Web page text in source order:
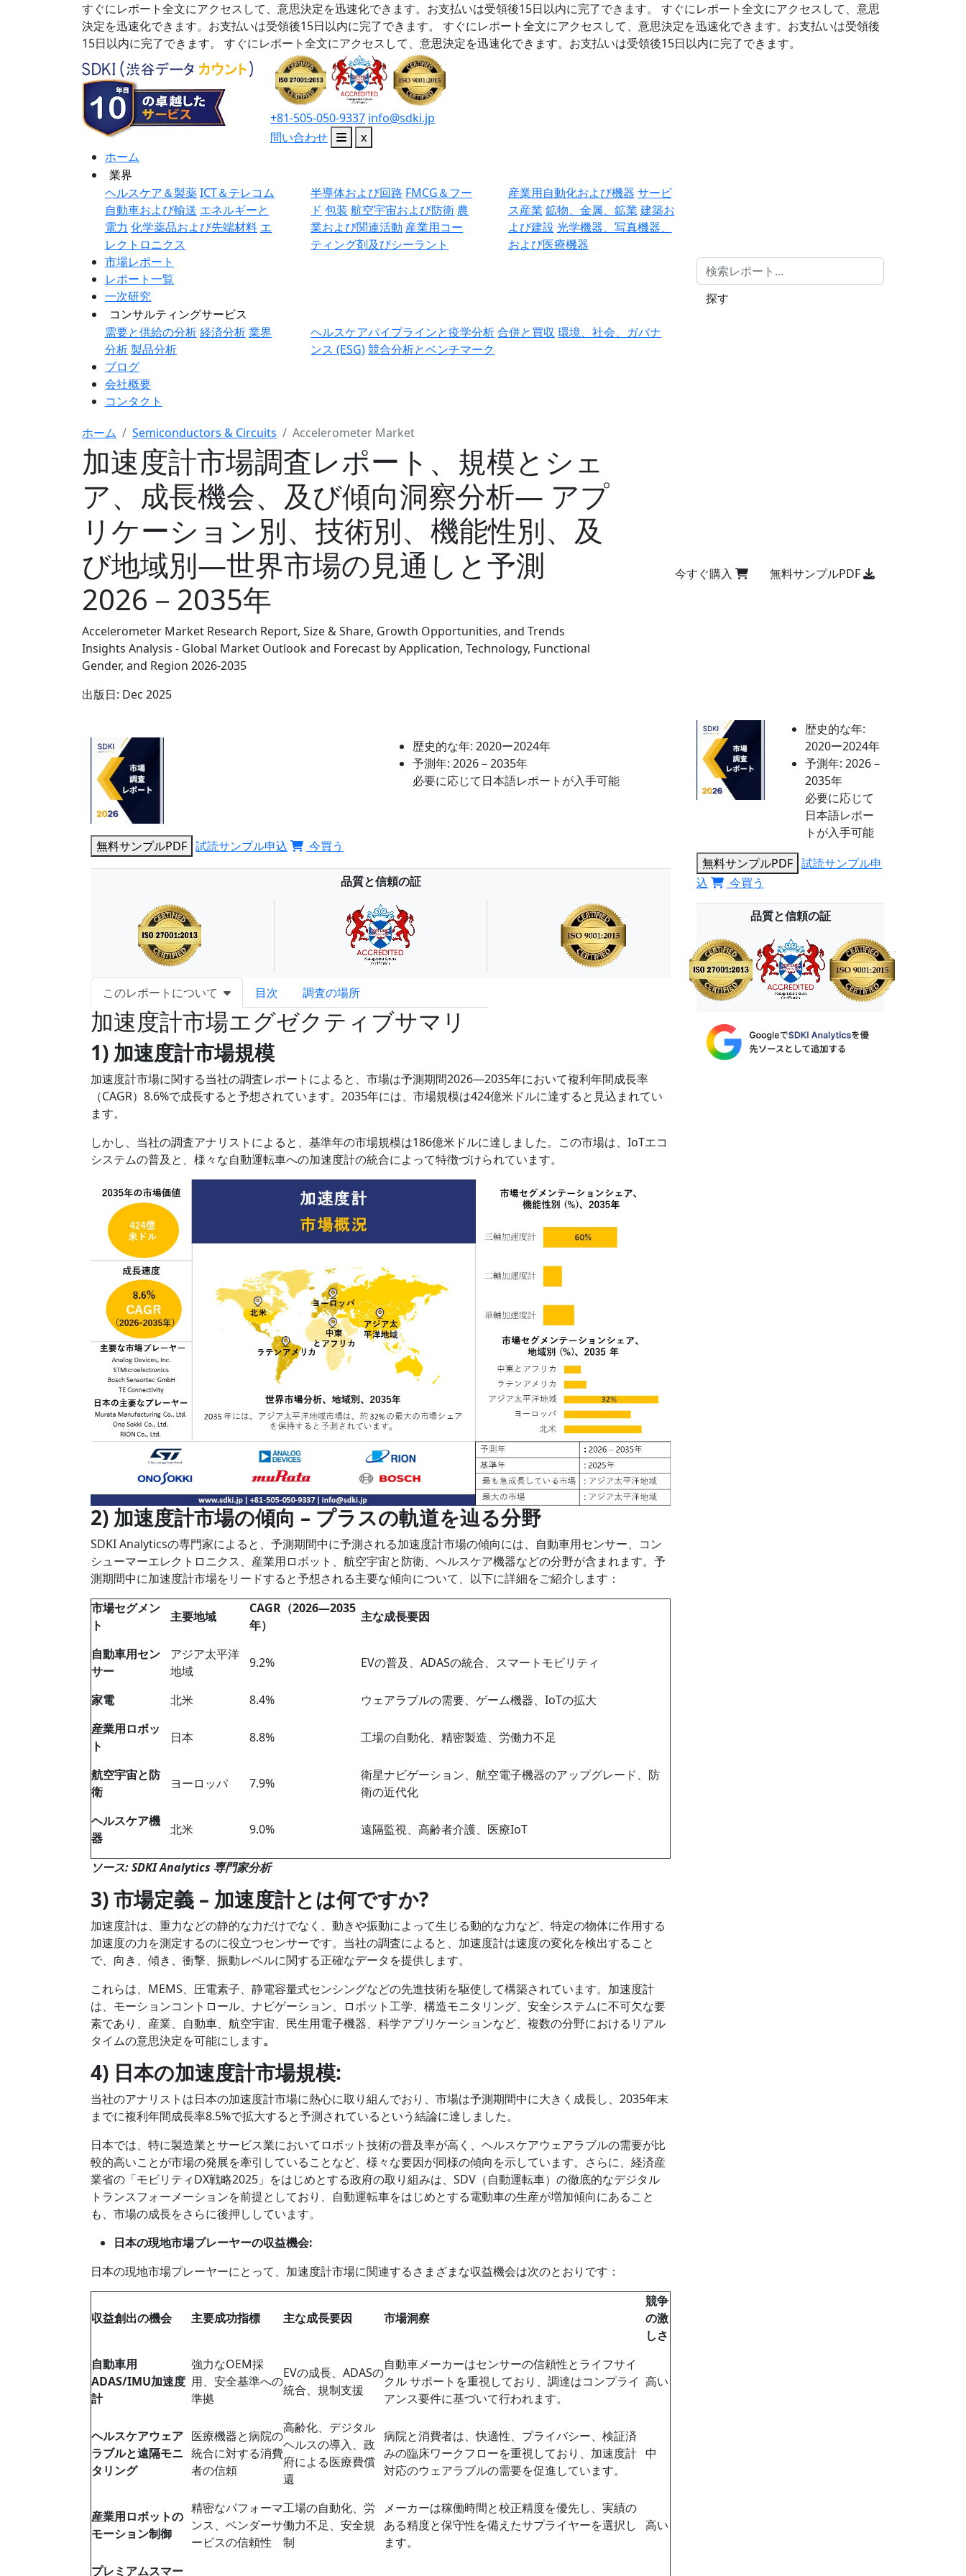
すぐにレポート全文にアクセスして、意思決定を迅速化できます。お支払いは受領後15日以内に完了できます。
すぐにレポート全文にアクセスして、意思
決定を迅速化できます。お支払いは受領後15日以内に完了できます。
すぐにレポート全文にアクセスして、意思決定を迅速化できます。お支払いは受領後
15日以内に完了できます。
すぐにレポート全文にアクセスして、意思決定を迅速化できます。お支払いは受領後15日以内に完了できます。
+81-505-050-9337 info@sdki.jp
問い合わせ
x
ホーム
業界
ヘルスケア＆製薬ICT＆テレコム
自動車および輸送 エネルギーと
電力 化学薬品および先端材料 エ
レクトロニクス
半導体および回路 FMCG＆フー
ド 包装 航空宇宙および防衛 農
業および関連活動 産業用コー
ティング剤及びシーラント
産業用自動化および機器 サービ
ス産業 鉱物、金属、鉱業 建築お
よび建設 光学機器、写真機器、
および医療機器
市場レポート
レポート一覧
一次研究
コンサルティングサービス
需要と供給の分析経済分析業界
分析製品分析
ヘルスケアパイプラインと疫学分析合併と買収 環境、社会、ガバナ
ンス (ESG)競合分析とベンチマーク
ブログ
会社概要
コンタクト
探す
ホーム Semiconductors & Circuits Accelerometer Market
加速度計市場調査レポート、規模とシェ
ア、成長機会、及び傾向洞察分析― アプ
リケーション別、技術別、機能性別、及
び地域別―世界市場の見通しと予測
2026－2035年
Accelerometer Market Research Report, Size & Share, Growth Opportunities, and Trends
Insights Analysis - Global Market Outlook and Forecast by Application, Technology, Functional
Gender, and Region 2026-2035
出版日: Dec 2025
今すぐ購入 無料サンプルPDF
歴史的な年: 2020ー2024年
予測年: 2026－2035年
必要に応じて日本語レポートが入手可能
無料サンプルPDF 試読サンプル申込 今買う
品質と信頼の証
このレポートについて 目次 調査の場所
加速度計市場エグゼクティブサマリ
1) 加速度計市場規模
加速度計市場に関する当社の調査レポートによると、市場は予測期間2026―2035年において複利年間成長率
（CAGR）8.6%で成長すると予想されています。2035年には、市場規模は424億米ドルに達すると見込まれてい
ます。
しかし、当社の調査アナリストによると、基準年の市場規模は186億米ドルに達しました。この市場は、IoTエコ
システムの普及と、様々な自動運転車への加速度計の統合によって特徴づけられています。
2) 加速度計市場の傾向 – プラスの軌道を辿る分野
SDKI Analyticsの専門家によると、予測期間中に予測される加速度計市場の傾向には、自動車用センサー、コン
シューマーエレクトロニクス、産業用ロボット、航空宇宙と防衛、ヘルスケア機器などの分野が含まれます。予
測期間中に加速度計市場をリードすると予想される主要な傾向について、以下に詳細をご紹介します：
市場セグメン
ト
主要地域
CAGR（2026―2035
年）
主な成長要因
自動車用セン
サー
アジア太平洋
地域
9.2% EVの普及、ADASの統合、スマートモビリティ
家電 北米 8.4%
ウェアラブルの需要、ゲーム機器、IoTの拡大
産業用ロボッ
ト
日本 8.8% 工場の自動化、精密製造、労働力不足
航空宇宙と防
衛
ヨーロッパ 7.9%
衛星ナビゲーション、航空電子機器のアップグレード、防
衛の近代化
ヘルスケア機
器
北米 9.0% 遠隔監視、高齢者介護、医療IoT
ソース: SDKI Analytics 専門家分析
3) 市場定義 – 加速度計とは何ですか?
加速度計は、重力などの静的な力だけでなく、動きや振動によって生じる動的な力など、特定の物体に作用する
加速度の力を測定するのに役立つセンサーです。当社の調査によると、加速度計は速度の変化を検出すること
で、向き、傾き、衝撃、振動レベルに関する正確なデータを提供します。
これらは、MEMS、圧電素子、静電容量式センシングなどの先進技術を駆使して構築されています。加速度計
は、モーションコントロール、ナビゲーション、ロボット工学、構造モニタリング、安全システムに不可欠な要
素であり、産業、自動車、航空宇宙、民生用電子機器、科学アプリケーションなど、複数の分野におけるリアル
タイムの意思決定を可能にします。
4) 日本の加速度計市場規模:
当社のアナリストは日本の加速度計市場に熱心に取り組んでおり、市場は予測期間中に大きく成長し、2035年末
までに複利年間成長率8.5%で拡大すると予測されているという結論に達しました。
日本では、特に製造業とサービス業においてロボット技術の普及率が高く、ヘルスケアウェアラブルの需要が比
較的高いことが市場の発展を牽引していることなど、様々な要因が同様の傾向を示しています。さらに、経済産
業省の「モビリティDX戦略2025」をはじめとする政府の取り組みは、SDV（自動運転車）の徹底的なデジタル
トランスフォーメーションを前提としており、自動運転車をはじめとする電動車の生産が増加傾向にあること
も、市場の成長をさらに後押ししています。
日本の現地市場プレーヤーの収益機会:
日本の現地市場プレーヤーにとって、加速度計市場に関連するさまざまな収益機会は次のとおりです：
収益創出の機会 主要成功指標 主な成長要因 市場洞察
競争
の激
しさ
自動車用
ADAS/IMU加速度
計
強力なOEM採
用、安全基準への
準拠
EVの成長、ADASの
統合、規制支援
自動車メーカーはセンサーの信頼性とライフサイ
クル サポートを重視しており、調達はコンプライ
アンス要件に基づいて行われます。
高い
ヘルスケアウェア
ラブルと遠隔モニ
タリング
医療機器と病院の
統合に対する消費
者の信頼
高齢化、デジタル
ヘルスの導入、政
府による医療費償
還
病院と消費者は、快適性、プライバシー、検証済
みの臨床ワークフローを重視しており、加速度計
対応のウェアラブルの需要を促進しています。
中
産業用ロボットの
モーション制御
精密なパフォーマ
ンス、ベンダーサ
ービスの信頼性
工場の自動化、労
働力不足、安全規
制
メーカーは稼働時間と校正精度を優先し、実績の
ある精度と保守性を備えたサプライヤーを選択し
ます。
高い
プレミアムスマー
歴史的な年:
2020ー2024年
予測年: 2026－
2035年
必要に応じて
日本語レポー
トが入手可能
無料サンプルPDF 試読サンプル申
込
今買う
品質と信頼の証